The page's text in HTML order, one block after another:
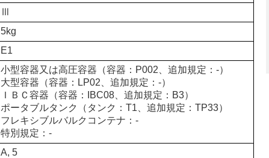
Ⅲ
5kg
E1
小型容器又は高圧容器（容器：P002、追加規定：-）
大型容器（容器：LP02、追加規定：-）
ＩＢＣ容器（容器：IBC08、追加規定：B3）
ポータブルタンク（タンク：T1、追加規定：TP33）
フレキシブルバルクコンテナ：-
特別規定：-
A, 5